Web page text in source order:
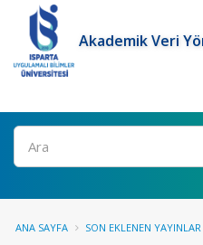
Akademik Veri
Ara
ANA SAYFA SON EKLENEN YAYINLAR